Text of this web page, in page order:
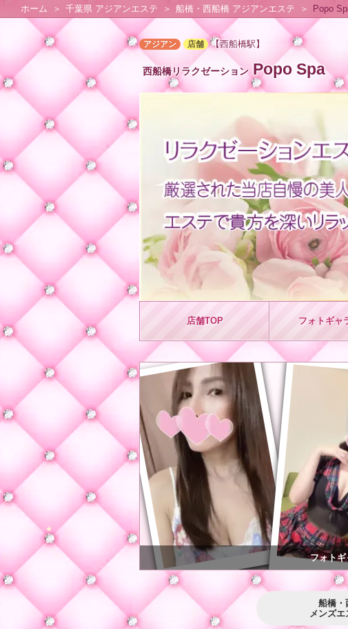
★
★
★
★
ホーム 千葉県 アジアンエステ 船橋・西船橋 アジアンエステ Popo
アジアン 店舗 【西船橋駅】
西船橋リラクゼーションPopo Spa
店舗TOP フォト ギャ
フォトギ
船橋・
メンズエ